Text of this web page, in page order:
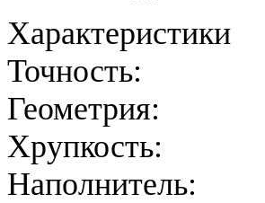
Характеристики
Точность:
Геометрия:
Хрупкость:
Наполнитель: